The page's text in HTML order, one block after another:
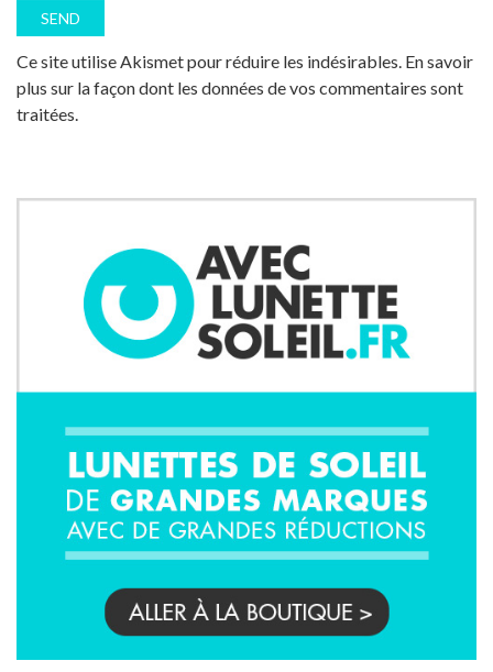
Ce site utilise Akismet pour réduire les indésirables. En savoir
plus sur la façon dont les données de vos commentaires sont
traitées.